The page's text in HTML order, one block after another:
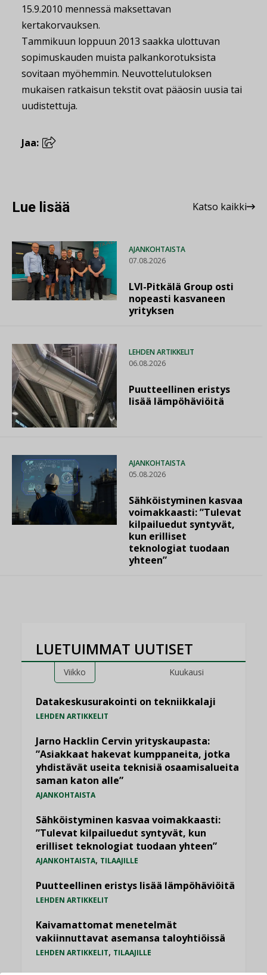
15.9.2010 mennessä maksettavan
kertakorvauksen.
Tammikuun loppuun 2013 saakka ulottuvan
sopimuskauden muista palkankorotuksista
sovitaan myöhemmin. Neuvottelutuloksen
mukaisen ratkaisun tekstit ovat pääosin uusia tai
uudistettuja.
Jaa:
Lue lisää Katso kaikki
AJANKOHTAISTA
07.08.2026
LVI-Pitkälä Group osti
nopeasti kasvaneen
yrityksen
LEHDEN ARTIKKELIT
06.08.2026
Puutteellinen eristys
lisää lämpöhäviöitä
AJANKOHTAISTA
05.08.2026
Sähköistyminen kasvaa
voimakkaasti: ”Tulevat
kilpailuedut syntyvät,
kun erilliset
teknologiat tuodaan
yhteen”
LUETUIMMAT UUTISET
Viikko Kuukausi
Datakeskusurakointi on tekniikkalaji
LEHDEN ARTIKKELIT
Jarno Hacklin Cervin yrityskaupasta:
”Asiakkaat hakevat kumppaneita, jotka
yhdistävät useita teknisiä osaamisalueita
saman katon alle”
AJANKOHTAISTA
Sähköistyminen kasvaa voimakkaasti:
”Tulevat kilpailuedut syntyvät, kun
erilliset teknologiat tuodaan yhteen”
AJANKOHTAISTA, TILAAJILLE
Puutteellinen eristys lisää lämpöhäviöitä
LEHDEN ARTIKKELIT
Kaivamattomat menetelmät
vakiinnuttavat asemansa taloyhtiöissä
LEHDEN ARTIKKELIT, TILAAJILLE